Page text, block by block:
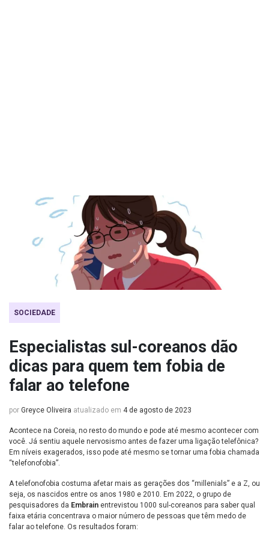
SOCIEDADE
Especialistas sul-coreanos dão
dicas para quem tem fobia de
falar ao telefone
por Greyce Oliveira atualizado em 4 de agosto de 2023
Acontece na Coreia, no resto do mundo e pode até mesmo acontecer com
você. Já sentiu aquele nervosismo antes de fazer uma ligação telefônica?
Em níveis exagerados, isso pode até mesmo se tornar uma fobia chamada
“telefonofobia”.
A telefonofobia costuma afetar mais as gerações dos “millenials” e a Z, ou
seja, os nascidos entre os anos 1980 e 2010. Em 2022, o grupo de
pesquisadores da Embrain entrevistou 1000 sul-coreanos para saber qual
faixa etária concentrava o maior número de pessoas que têm medo de
falar ao telefone. Os resultados foram: